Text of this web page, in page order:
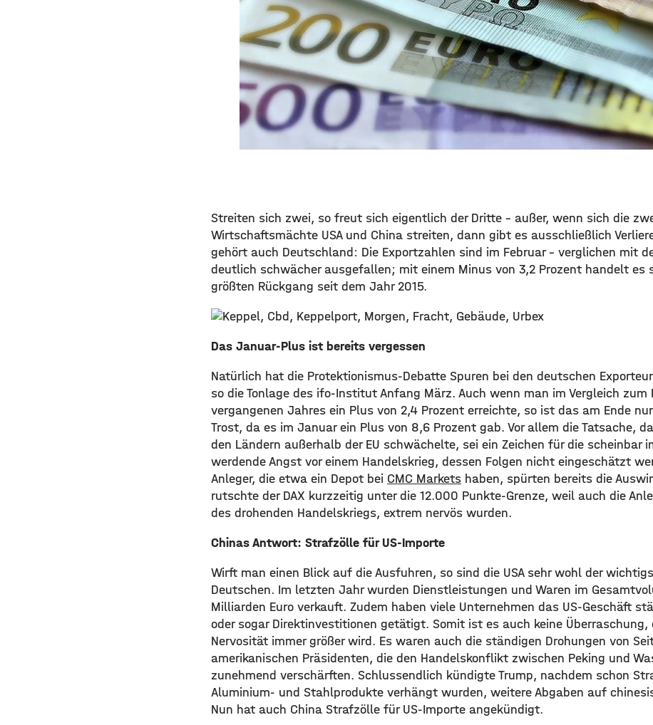
Streiten sich zwei, so freut sich eigentlich der Dritte – außer, wenn sich die
Wirtschaftsmächte USA und China streiten, dann gibt es ausschließlich
gehört auch Deutschland: Die Exportzahlen sind im Februar – verglichen mit
deutlich schwächer ausgefallen; mit einem Minus von 3,2 Prozent handelt es
größten Rückgang seit dem Jahr 2015.
Das Januar-Plus ist bereits vergessen
Natürlich hat die Protektionismus-Debatte Spuren bei den deutschen
so die Tonlage des ifo-Institut Anfang März. Auch wenn man im Vergleich zum
vergangenen Jahres ein Plus von 2,4 Prozent erreichte, so ist das am Ende
Trost, da es im Januar ein Plus von 8,6 Prozent gab. Vor allem die Tatsache,
den Ländern außerhalb der EU schwächelte, sei ein Zeichen für die scheinbar
werdende Angst vor einem Handelskrieg, dessen Folgen nicht eingeschätzt
Anleger, die etwa ein Depot bei CMC Markets haben, spürten bereits die
rutschte der DAX kurzzeitig unter die 12.000 Punkte-Grenze, weil auch die
des drohenden Handelskriegs, extrem nervös wurden.
Chinas Antwort: Strafzölle für US-Importe
Wirft man einen Blick auf die Ausfuhren, so sind die USA sehr wohl der
Deutschen. Im letzten Jahr wurden Dienstleistungen und Waren im
Milliarden Euro verkauft. Zudem haben viele Unternehmen das US-Geschäft
oder sogar Direktinvestitionen getätigt. Somit ist es auch keine Überraschung,
Nervosität immer größer wird. Es waren auch die ständigen Drohungen von
amerikanischen Präsidenten, die den Handelskonflikt zwischen Peking und
zunehmend verschärften. Schlussendlich kündigte Trump, nachdem schon
Aluminium- und Stahlprodukte verhängt wurden, weitere Abgaben auf
Nun hat auch China Strafzölle für US-Importe angekündigt.